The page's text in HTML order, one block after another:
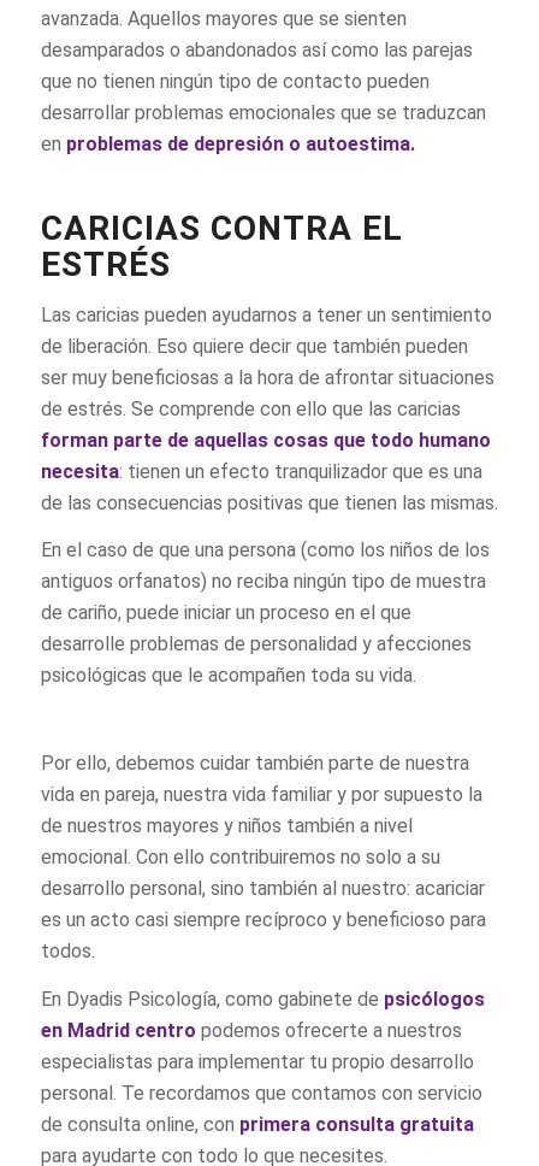
avanzada. Aquellos mayores que se sienten
desamparados o abandonados así como las parejas
que no tienen ningún tipo de contacto pueden
desarrollar problemas emocionales que se traduzcan
en problemas de depresión o autoestima.
CARICIAS CONTRA EL
ESTRÉS
Las caricias pueden ayudarnos a tener un sentimiento
de liberación. Eso quiere decir que también pueden
ser muy beneficiosas a la hora de afrontar situaciones
de estrés. Se comprende con ello que las caricias
forman parte de aquellas cosas que todo humano
necesita: tienen un efecto tranquilizador que es una
de las consecuencias positivas que tienen las mismas.
En el caso de que una persona (como los niños de los
antiguos orfanatos) no reciba ningún tipo de muestra
de cariño, puede iniciar un proceso en el que
desarrolle problemas de personalidad y afecciones
psicológicas que le acompañen toda su vida.
Por ello, debemos cuidar también parte de nuestra
vida en pareja, nuestra vida familiar y por supuesto la
de nuestros mayores y niños también a nivel
emocional. Con ello contribuiremos no solo a su
desarrollo personal, sino también al nuestro: acariciar
es un acto casi siempre recíproco y beneficioso para
todos.
En Dyadis Psicología, como gabinete de psicólogos
en Madrid centro podemos ofrecerte a nuestros
especialistas para implementar tu propio desarrollo
personal. Te recordamos que contamos con servicio
de consulta online, con primera consulta gratuita
para ayudarte con todo lo que necesites.